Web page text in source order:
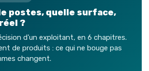
postes, quelle surface,
?
d'un exploitant, en 6 chapitres.
de produits : ce qui ne bouge pas
changent.